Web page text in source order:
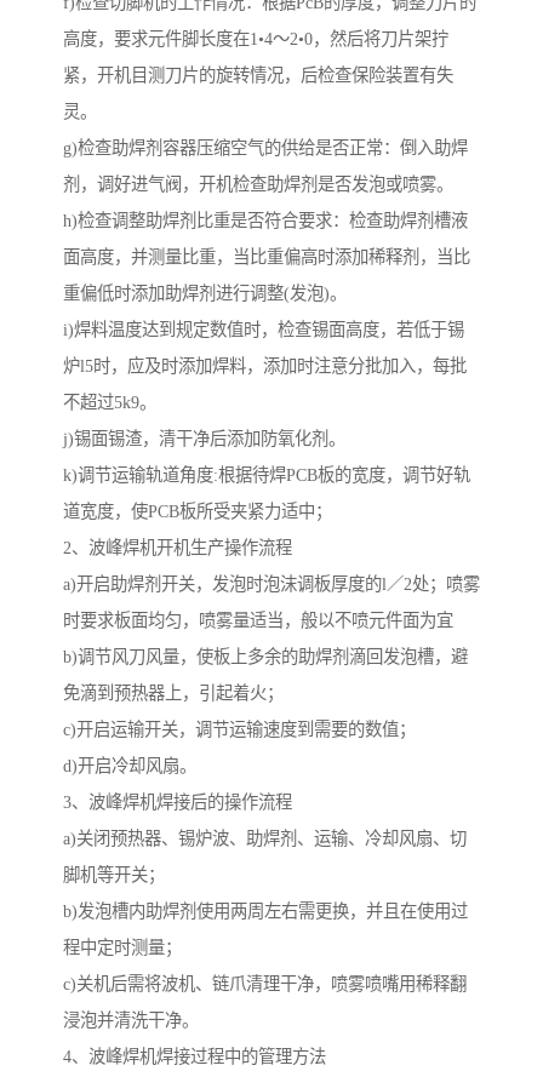
高度，要求元件脚长度在1•4～2•0，然后将刀片架拧
紧，开机目测刀片的旋转情况，后检查保险装置有失
灵。
g)检查助焊剂容器压缩空气的供给是否正常：倒入助焊
剂，调好进气阀，开机检查助焊剂是否发泡或喷雾。
h)检查调整助焊剂比重是否符合要求：检查助焊剂槽液
面高度，并测量比重，当比重偏高时添加稀释剂，当比
重偏低时添加助焊剂进行调整(发泡)。
i)焊料温度达到规定数值时，检查锡面高度，若低于锡
炉l5时，应及时添加焊料，添加时注意分批加入，每批
不超过5k9。
j)锡面锡渣，清干净后添加防氧化剂。
k)调节运输轨道角度:根据待焊PCB板的宽度，调节好轨
道宽度，使PCB板所受夹紧力适中；
2、波峰焊机开机生产操作流程
a)开启助焊剂开关，发泡时泡沫调板厚度的l／2处；喷雾
时要求板面均匀，喷雾量适当，般以不喷元件面为宜
b)调节风刀风量，使板上多余的助焊剂滴回发泡槽，避
免滴到预热器上，引起着火；
c)开启运输开关，调节运输速度到需要的数值；
d)开启冷却风扇。
3、波峰焊机焊接后的操作流程
a)关闭预热器、锡炉波、助焊剂、运输、冷却风扇、切
脚机等开关；
b)发泡槽内助焊剂使用两周左右需更换，并且在使用过
程中定时测量；
c)关机后需将波机、链爪清理干净，喷雾喷嘴用稀释翻
浸泡并清洗干净。
4、波峰焊机焊接过程中的管理方法